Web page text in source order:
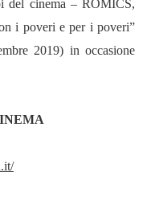
del cinema – ROMICS,
i poveri e per i poveri”
2019) in occasione